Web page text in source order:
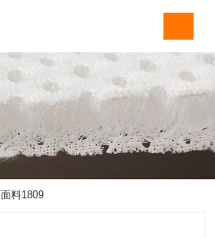
面料1809